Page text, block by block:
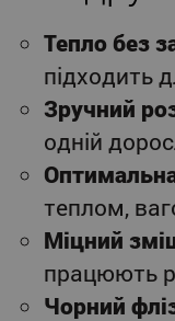
Тепло без
підходить
Зручний
одній
теплом,
Міцний
працюють
Чорний